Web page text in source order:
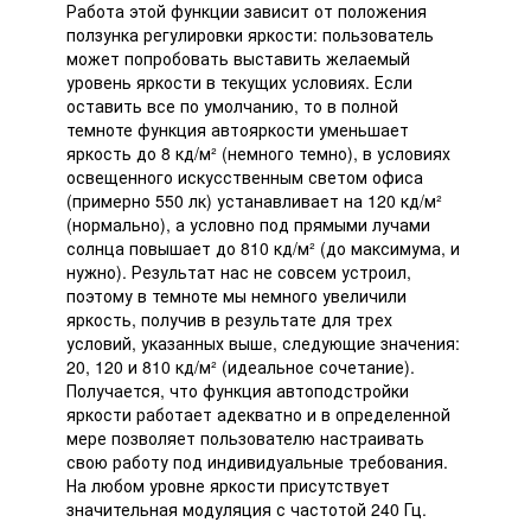
Работа этой функции зависит от положения
ползунка регулировки яркости: пользователь
может попробовать выставить желаемый
уровень яркости в текущих условиях. Если
оставить все по умолчанию, то в полной
темноте функция автояркости уменьшает
яркость до 8 кд/м² (немного темно), в условиях
освещенного искусственным светом офиса
(примерно 550 лк) устанавливает на 120 кд/м²
(нормально), а условно под прямыми лучами
солнца повышает до 810 кд/м² (до максимума, и
нужно). Результат нас не совсем устроил,
поэтому в темноте мы немного увеличили
яркость, получив в результате для трех
условий, указанных выше, следующие значения:
20, 120 и 810 кд/м² (идеальное сочетание).
Получается, что функция автоподстройки
яркости работает адекватно и в определенной
мере позволяет пользователю настраивать
свою работу под индивидуальные требования.
На любом уровне яркости присутствует
значительная модуляция с частотой 240 Гц.